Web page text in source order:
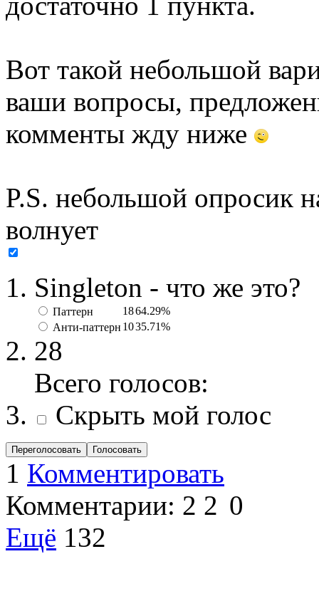
Вот такой небольшой
ваши вопросы,
комменты жду ниже
P.S. небольшой опросик
волнует
Singleton - что же это?
Паттерн 1864.29%
Анти-паттерн 1035.71%
28
Всего голосов:
Скрыть мой голос
Переголосовать Голосовать
1 Комментировать
Комментарии: 2 2 0
Ещё 132